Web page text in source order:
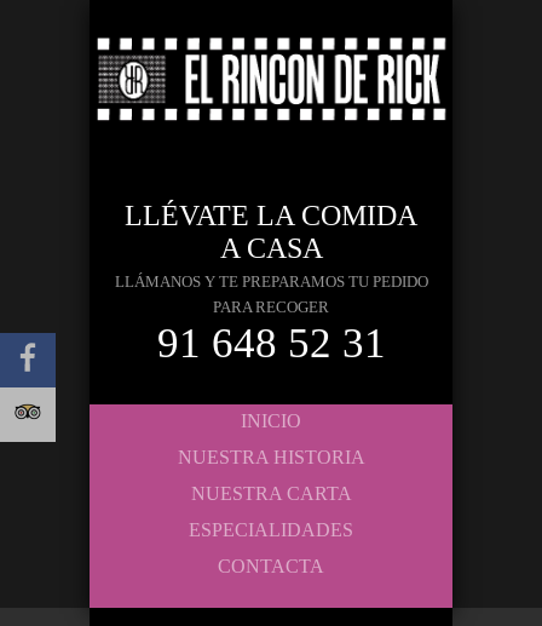
LLÉVATE LA COMIDA
A CASA
LLÁMANOS Y TE PREPARAMOS TU PEDIDO
PARA RECOGER
91 648 52 31
INICIO
NUESTRA HISTORIA
NUESTRA CARTA
ESPECIALIDADES
CONTACTA